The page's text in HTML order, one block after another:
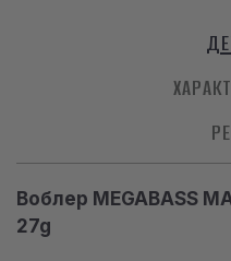
Воблер MEGABASS
27g